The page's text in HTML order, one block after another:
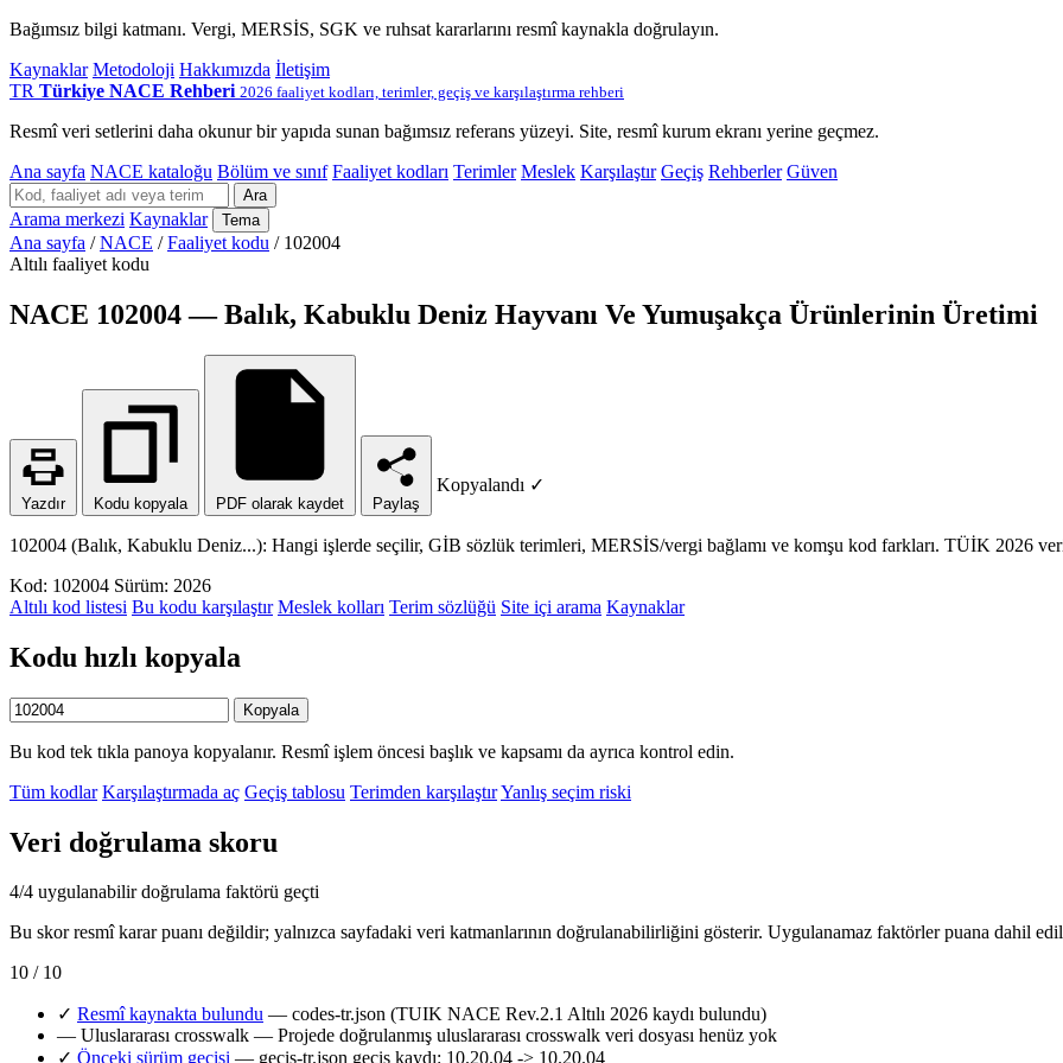
Bağımsız bilgi katmanı. Vergi, MERSİS, SGK ve ruhsat kararlarını resmî kaynakla doğrulayın.
Kaynaklar Metodoloji Hakkımızda İletişim
TR Türkiye NACE Rehberi 2026 faaliyet kodları, terimler, geçiş ve karşılaştırma rehberi
Resmî veri setlerini daha okunur bir yapıda sunan bağımsız referans yüzeyi. Site, resmî kurum ekranı yerine geçmez.
Ana sayfa NACE kataloğu Bölüm ve sınıf Faaliyet kodları Terimler Meslek Karşılaştır Geçiş Rehberler Güven
Ara
Arama merkezi Kaynaklar Tema
Ana sayfa / NACE / Faaliyet kodu / 102004
Altılı faaliyet kodu
NACE 102004 — Balık, Kabuklu Deniz Hayvanı Ve Yumuşakça Ürünlerinin Üretimi
Yazdır Kodu kopyala PDF olarak kaydet Paylaş
Kopyalandı ✓
102004 (Balık, Kabuklu Deniz...): Hangi işlerde seçilir, GİB sözlük terimleri, MERSİS/vergi bağlamı ve komşu kod farkları. TÜİK 2026
Kod: 102004 Sürüm: 2026
Altılı kod listesi Bu kodu karşılaştır Meslek kolları Terim sözlüğü Site içi arama Kaynaklar
Kodu hızlı kopyala
Kopyala
Bu kod tek tıkla panoya kopyalanır. Resmî işlem öncesi başlık ve kapsamı da ayrıca kontrol edin.
Tüm kodlar Karşılaştırmada aç Geçiş tablosu Terimden karşılaştırYanlış seçim riski
Veri doğrulama skoru
4/4 uygulanabilir doğrulama faktörü geçti
Bu skor resmî karar puanı değildir; yalnızca sayfadaki veri katmanlarının doğrulanabilirliğini gösterir. Uygulanamaz faktörler puana dahil
10 / 10
✓ Resmî kaynakta bulundu — codes-tr.json (TUIK NACE Rev.2.1 Altılı 2026 kaydı bulundu)
— Uluslararası crosswalk — Projede doğrulanmış uluslararası crosswalk veri dosyası henüz yok
✓ Önceki sürüm geçişi — gecis-tr.json geçiş kaydı: 10.20.04 -> 10.20.04